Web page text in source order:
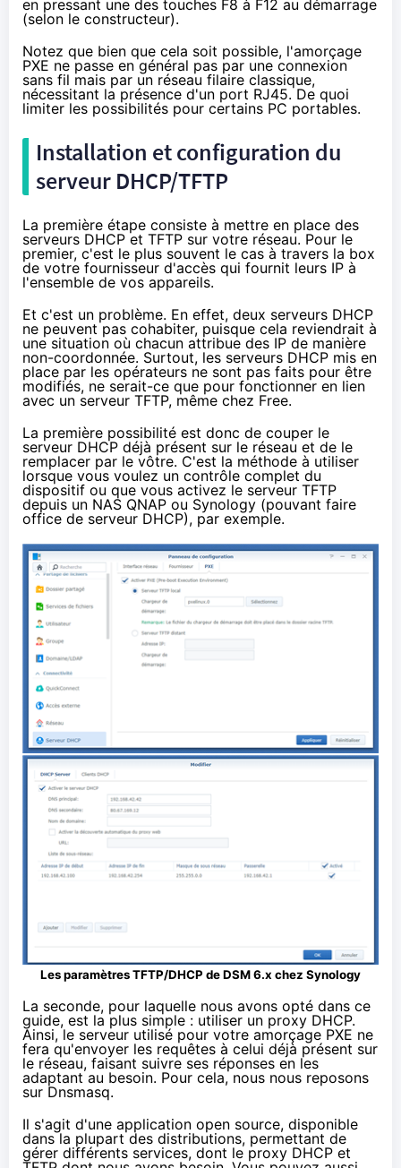
en pressant une des touches F8 à F12 au démarrage
(selon le constructeur).
Notez que bien que cela soit possible, l'amorçage
PXE ne passe en général pas par une connexion
sans fil mais par un réseau filaire classique,
nécessitant la présence d'un port RJ45. De quoi
limiter les possibilités pour certains PC portables.
Installation et configuration du
serveur DHCP/TFTP
La première étape consiste à mettre en place des
serveurs DHCP et TFTP sur votre réseau. Pour le
premier, c'est le plus souvent le cas à travers la box
de votre fournisseur d'accès qui fournit leurs IP à
l'ensemble de vos appareils.
Et c'est un problème. En effet, deux serveurs DHCP
ne peuvent pas cohabiter, puisque cela reviendrait à
une situation où chacun attribue des IP de manière
non-coordonnée. Surtout, les serveurs DHCP mis en
place par les opérateurs ne sont pas faits pour être
modifiés, ne serait-ce que pour fonctionner en lien
avec un serveur TFTP, même chez Free.
La première possibilité est donc de couper le
serveur DHCP déjà présent sur le réseau et de le
remplacer par le vôtre. C'est la méthode à utiliser
lorsque vous voulez un contrôle complet du
dispositif ou que vous activez le serveur TFTP
depuis un NAS QNAP ou Synology (pouvant faire
office de serveur DHCP), par exemple.
Les paramètres TFTP/DHCP de DSM 6.x chez Synology
La seconde, pour laquelle nous avons opté dans ce
guide, est la plus simple : utiliser un proxy DHCP.
Ainsi, le serveur utilisé pour votre amorçage PXE ne
fera qu'envoyer les requêtes à celui déjà présent sur
le réseau, faisant suivre ses réponses en les
adaptant au besoin. Pour cela, nous nous reposons
sur Dnsmasq.
Il s'agit d'une application open source, disponible
dans la plupart des distributions, permettant de
gérer différents services, dont le proxy DHCP et